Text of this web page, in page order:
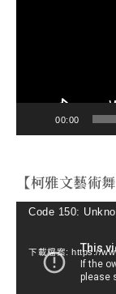
00:00
【柯雅文藝術
視Code 150:
下載檔案: https://